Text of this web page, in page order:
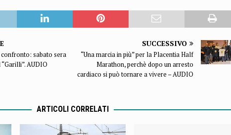
confronto: sabato sera
AUDIO
SUCCESSIVO
“Una marcia in più” per la Placentia Half
Marathon, perchè dopo un arresto
cardiaco si può tornare a vivere – AUDIO
ARTICOLI CORRELATI